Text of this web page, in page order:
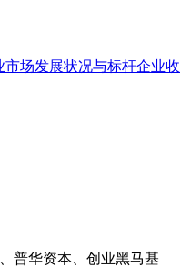
市场发展状况与标杆企业收
普华资本、创业黑马基